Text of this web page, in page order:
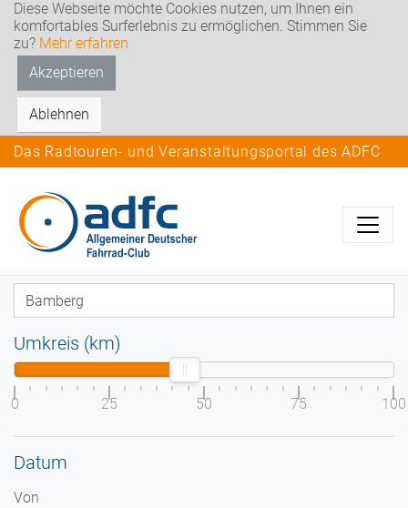
Diese Webseite möchte Cookies nutzen, um Ihnen ein
komfortables Surferlebnis zu ermöglichen. Stimmen Sie
zu? Mehr erfahren
Akzeptieren
Ablehnen
Das Radtouren- und Veranstaltungsportal des ADFC
Umkreis (km)
0 25 50 75 100
Datum
Von